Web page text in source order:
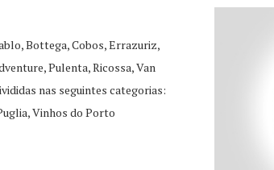
Bottega, Cobos, Errazuriz,
Pulenta, Ricossa, Van
nas seguintes categorias:
Vinhos do Porto